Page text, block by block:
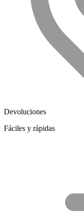
Devoluciones
Fáciles y rápidas